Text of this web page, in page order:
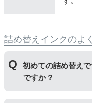
詰め替えインクのよ
初めての詰め替え
ですか？